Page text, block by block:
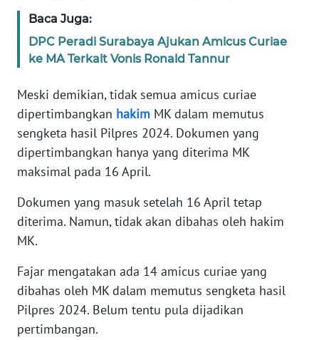
Baca Juga:
DPC Peradi Surabaya Ajukan Amicus Curiae
ke MA Terkait Vonis Ronald Tannur
Meski demikian, tidak semua amicus curiae
dipertimbangkan hakim MK dalam memutus
sengketa hasil Pilpres 2024. Dokumen yang
dipertimbangkan hanya yang diterima MK
maksimal pada 16 April.
Dokumen yang masuk setelah 16 April tetap
diterima. Namun, tidak akan dibahas oleh hakim
MK.
Fajar mengatakan ada 14 amicus curiae yang
dibahas oleh MK dalam memutus sengketa hasil
Pilpres 2024. Belum tentu pula dijadikan
pertimbangan.
Wahana
Regional
WN
SUMUT
JAKARTA
WN
WN
BANTEN